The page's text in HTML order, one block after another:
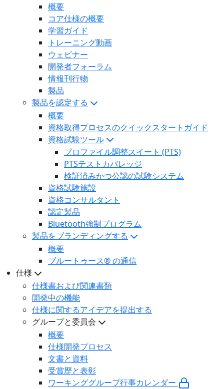
概要
コア仕様の概要
学習ガイド
トレーニング動画
ウェビナー
開発者フォーラム
情報刊行物
製品
製品を認定する
概要
資格取得プロセスのクイックスタートガイド
資格試験ツール
プロファイル調整スイート (PTS)
PTSテストカバレッジ
検証済みかつ公認の試験システム
資格試験施設
資格コンサルタント
認定製品
Bluetooth強制プログラム
製品をブランディングする
概要
ブルートゥース® の通信
仕様
仕様書および関連書類
開発中の機能
仕様に関するアイデアを提出する
グループと委員会
概要
仕様開発プロセス
文書と資料
受賞歴と表彰
ワーキンググループ行事カレンダー